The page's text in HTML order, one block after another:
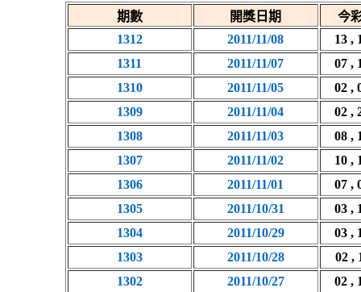
期數 開獎日期
今
1312
2011/11/08
13 ,
1311
2011/11/07
07 ,
1310
2011/11/05
02 ,
1309
2011/11/04
02 ,
1308
2011/11/03
08 ,
1307
2011/11/02
10 ,
1306
2011/11/01
07 ,
1305
2011/10/31
03 ,
1304
2011/10/29
03 ,
1303
2011/10/28
02 ,
1302
2011/10/27
02 ,